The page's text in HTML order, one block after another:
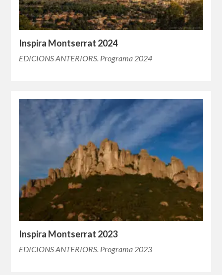
Inspira Montserrat 2024
EDICIONS ANTERIORS. Programa 2024
Inspira Montserrat 2023
EDICIONS ANTERIORS. Programa 2023